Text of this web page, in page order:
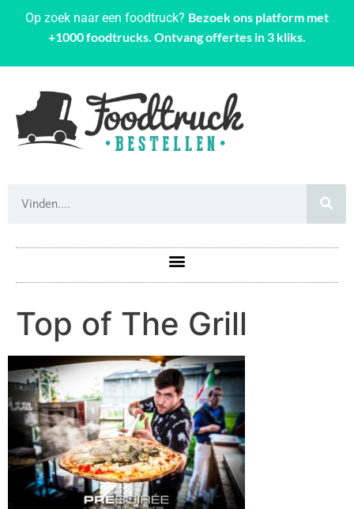
Op zoek naar een foodtruck? Bezoek ons platform met
+1000 foodtrucks. Ontvang offertes in 3 kliks.
Top of The Grill